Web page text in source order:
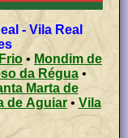
• Mondim de
da Régua•
Marta de
de Aguiar• Vila